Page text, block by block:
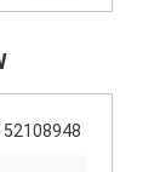
52108948